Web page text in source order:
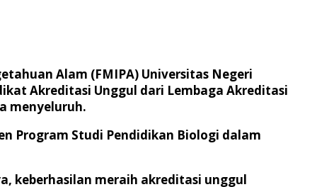
Alam (FMIPA) Universitas Negeri
Akreditasi Unggul dari Lembaga Akreditasi
menyeluruh.
Program Studi Pendidikan Biologi dalam
keberhasilan meraih akreditasi unggul